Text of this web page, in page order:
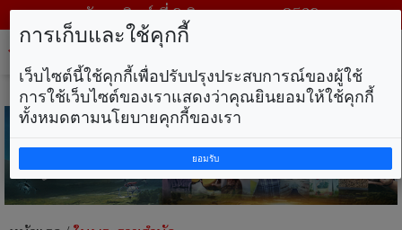
วันอาทิตย์ ที่ 9 สิงหาคม พ.ศ. 2569
การเก็บและใช้คุกกี้
เว็บไซต์นี้ใช้คุกกี้เพื่อปรับปรุงประสบการณ์ของผู้ใช้
การใช้เว็บไซต์ของเราแสดงว่าคุณยินยอมให้ใช้คุกกี้
ทั้งหมดตามนโยบายคุกกี้ของเรา
ยอมรับ